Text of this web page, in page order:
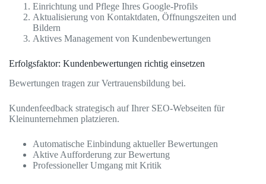
Einrichtung und Pflege Ihres Google-Profils
Aktualisierung von Kontaktdaten, Öffnungszeiten und
Bildern
Aktives Management von Kundenbewertungen
Erfolgsfaktor: Kundenbewertungen richtig einsetzen
Bewertungen tragen zur Vertrauensbildung bei.
Kundenfeedback strategisch auf Ihrer SEO-Webseiten für
Kleinunternehmen platzieren.
Automatische Einbindung aktueller Bewertungen
Aktive Aufforderung zur Bewertung
Professioneller Umgang mit Kritik